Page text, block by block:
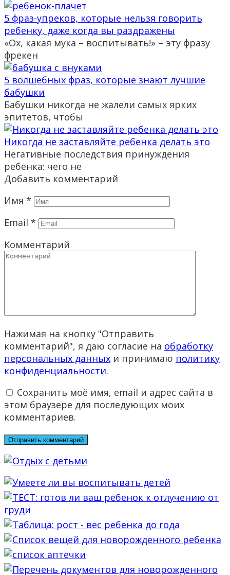
5 фраз-упреков, которые нельзя говорить
ребенку, даже когда вы раздражены
«Ох, какая мука – воспитывать!» – эту фразу
фрекен
5 волшебных фраз, которые знают лучшие
бабушки
Бабушки никогда не жалели самых ярких
эпитетов, чтобы
Никогда не заставляйте ребенка делать это
Негативные последствия принуждения
ребенка: чего не
Добавить комментарий
Имя *
Email *
Комментарий
Нажимая на кнопку "Отправить
комментарий", я даю согласие на обработку
персональных данных и принимаю политику
конфиденциальности.
Сохранить моё имя, email и адрес сайта в
этом браузере для последующих моих
комментариев.